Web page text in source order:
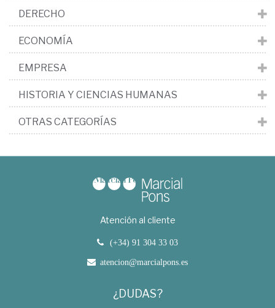
DERECHO
ECONOMÍA
EMPRESA
HISTORIA Y CIENCIAS HUMANAS
OTRAS CATEGORÍAS
Atención al cliente
(+34) 91 304 33 03
atencion@marcialpons.es
¿DUDAS?